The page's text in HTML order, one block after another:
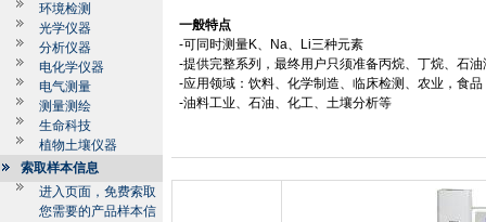
环境检测
光学仪器
分析仪器
电化学仪器
电气测量
测量测绘
生命科技
植物土壤仪器
索取样本信息
进入页面，免费索取
您需要的产品样本信
一般特点
-可同时测量K、 Na、 Li三种元素
-提供完整系列，最终用户只须准备丙烷、丁烷、石
-应用领域：饮料、化学制造、临床检测、农业，食
-油料工业、石油、化工、土壤分析等